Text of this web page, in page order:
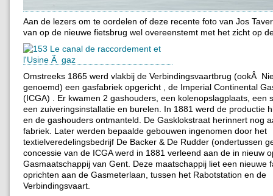
Aan de lezers om te oordelen of deze recente foto van Jos
van op de nieuwe fietsbrug wel overeenstemt met het zicht op
Omstreeks 1865 werd vlakbij de Verbindingsvaartbrug (ookÂ
genoemd) een gasfabriek opgericht , de Imperial Continental
(ICGA) . Er kwamen 2 gashouders, een kolenopslagplaats, een
een zuiveringsinstallatie en burelen. In 1881 werd de productie
en de gashouders ontmanteld. De Gasklokstraat herinnert nog
fabriek. Later werden bepaalde gebouwen ingenomen door het
textielveredelingsbedrijf De Backer & De Rudder (ondertussen
concessie van de ICGA werd in 1881 verleend aan de in nieuw
Gasmaatschappij van Gent. Deze maatschappij liet een nieuwe
oprichten aan de Gasmeterlaan, tussen het Rabotstation en de
Verbindingsvaart.